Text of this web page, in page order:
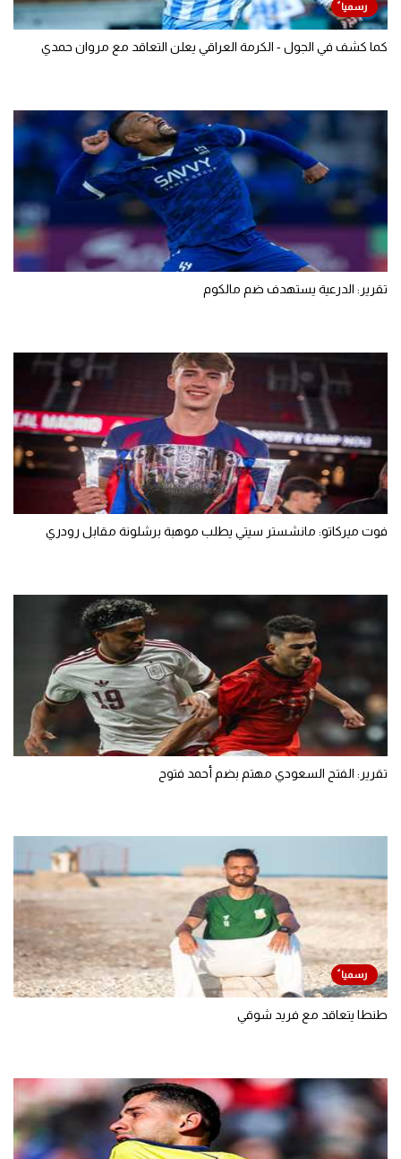
كما كشف في الجول - الكرمة العراقي يعلن التعاقد مع مروان حمدي
تقرير: الدرعية يستهدف ضم مالكوم
فوت ميركاتو: مانشستر سيتي يطلب موهبة برشلونة مقابل رودري
تقرير: الفتح السعودي مهتم بضم أحمد فتوح
طنطا يتعاقد مع فريد شوقي